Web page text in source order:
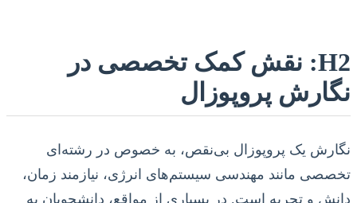
H2: نقش کمک تخصصی در
نگارش پروپوزال
نگارش یک پروپوزال بی‌نقص، به خصوص در رشته‌ای
تخصصی مانند مهندسی سیستم‌های انرژی، نیازمند زمان،
دانش و تجربه است. در بسیاری از مواقع، دانشجویان به